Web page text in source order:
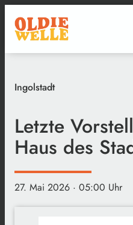
Ingolstadt
Letzte
Haus des
27. Mai 2026 · 05:00 Uhr